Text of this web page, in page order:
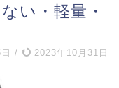
い・軽量・
/ 2023年10月31日